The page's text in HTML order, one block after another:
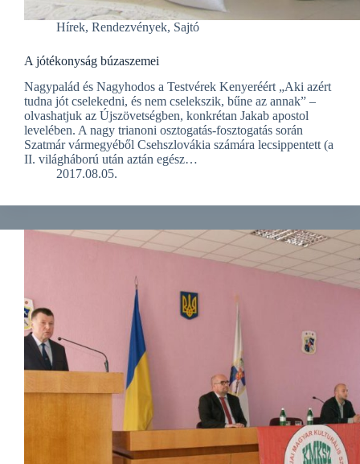
Hírek, Rendezvények, Sajtó
A jótékonyság búzaszemei
Nagypalád és Nagyhodos a Testvérek Kenyeréért „Aki azért
tudna jót cselekedni, és nem cselekszik, bűne az annak” –
olvashatjuk az Újszövetségben, konkrétan Jakab apostol
levelében. A nagy trianoni osztogatás-fosztogatás során
Szatmár vármegyéből Csehszlovákia számára lecsippentett (a
II. világháború után aztán egész…
2017.08.05.